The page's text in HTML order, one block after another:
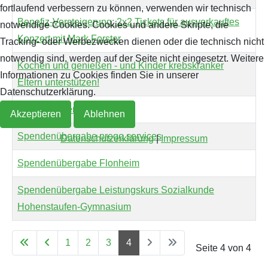
Benefiz-Versteigerung: 2x2 Tickets für ausverkauftes
Konzert mit Mark Forster
Kochen und genießen - und Kinder krebskranker
Eltern unterstützen!
Spendenübergabe Würth
Spendenübergabe prego services
Spendenübergabe Flonheim
Spendenübergabe Leistungskurs Sozialkunde
Hohenstaufen-Gymnasium
Seite 4 von 4
1 2 3 4
fortlaufend verbessern zu können, verwenden wir technisch
notwendige Cookies. Cookies und andere Skripte, die
Tracking- oder Werbezwecken dienen oder die technisch nicht
notwendig sind, werden auf der Seite nicht eingesetzt. Weitere
Informationen zu Cookies finden Sie in unserer
Datenschutzerklärung.
Akzeptieren Ablehnen
Datenschutzerklärung|Impressum
Archiv 2019
Archiv 2018
Archiv 2017
Archiv 2016
Archiv 2015
2018